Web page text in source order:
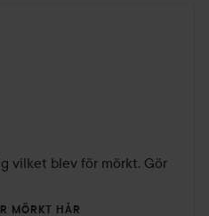
6 år
vilket blev för mörkt. Gör
MÖRKT HÅR